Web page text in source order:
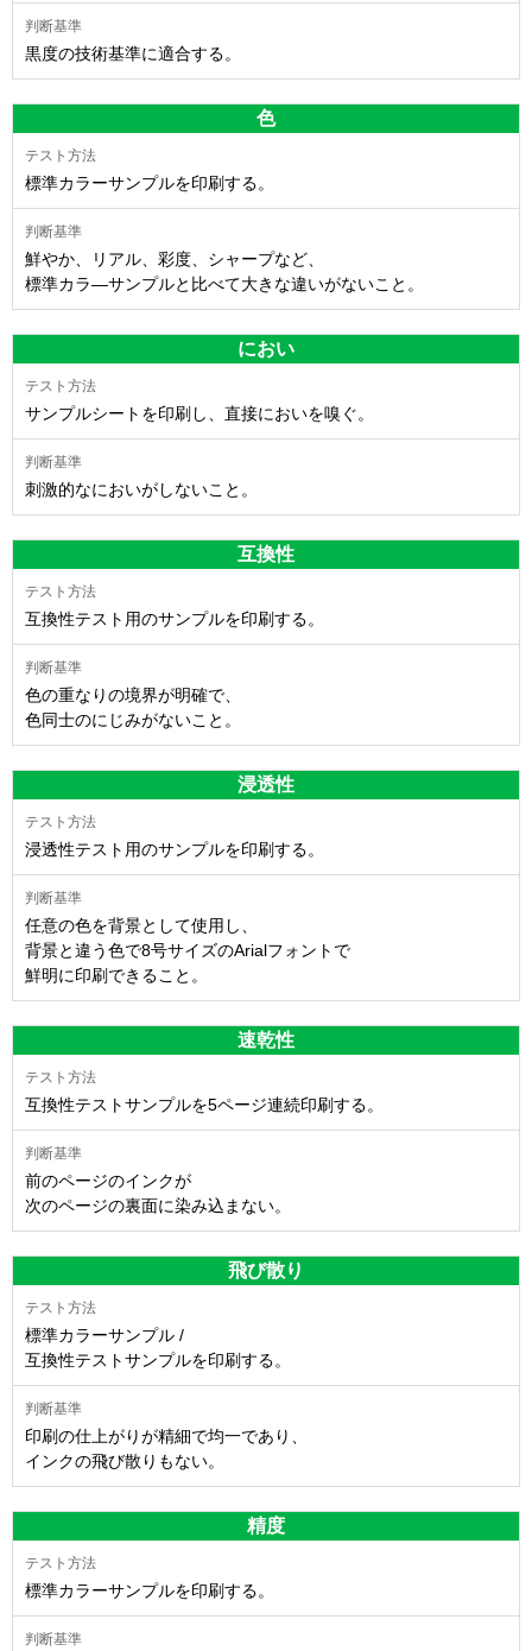
黒度の技術基準に適合する。
色
標準カラーサンプルを印刷する。
鮮やか、リアル、彩度、シャープなど、
標準カラ―サンプルと比べて大きな違いがないこと。
におい
サンプルシートを印刷し、直接においを嗅ぐ。
刺激的なにおいがしないこと。
互換性
互換性テスト用のサンプルを印刷する。
色の重なりの境界が明確で、
色同士のにじみがないこと。
浸透性
浸透性テスト用のサンプルを印刷する。
任意の色を背景として使用し、
背景と違う色で8号サイズのArialフォントで
鮮明に印刷できること。
速乾性
互換性テストサンプルを5ページ連続印刷する。
前のページのインクが
次のページの裏面に染み込まない。
飛び散り
標準カラーサンプル /
互換性テストサンプルを印刷する。
印刷の仕上がりが精細で均一であり、
インクの飛び散りもない。
精度
標準カラーサンプルを印刷する。